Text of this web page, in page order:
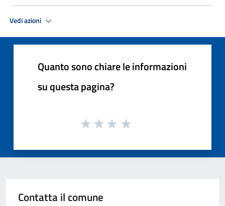
Vedi azioni
Quanto sono chiare le informazioni
su questa pagina?
Contatta il comune